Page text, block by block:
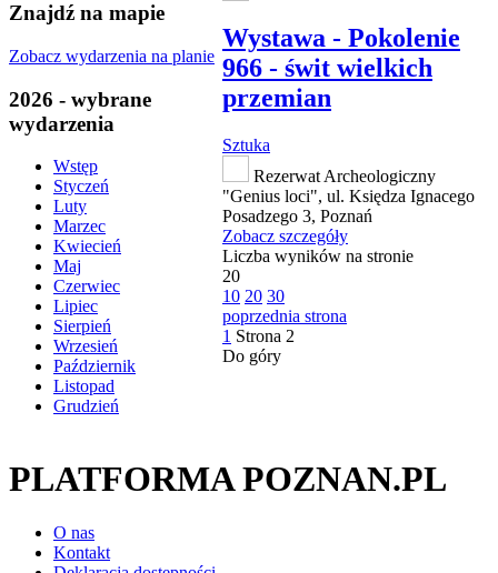
Znajdź na mapie
Zobacz wydarzenia na planie
2026 - wybrane
wydarzenia
Wstęp
Styczeń
Luty
Marzec
Kwiecień
Maj
Czerwiec
Lipiec
Sierpień
Wrzesień
Październik
Listopad
Grudzień
Wystawa - Pokolenie
966 - świt wielkich
przemian
Sztuka
Rezerwat Archeologiczny
"Genius loci", ul. Księdza Ignacego
Posadzego 3, Poznań
Zobacz szczegóły
Liczba wyników na stronie
20
10 20 30
poprzednia strona
1 Strona 2
Do góry
PLATFORMA POZNAN.PL
O nas
Kontakt